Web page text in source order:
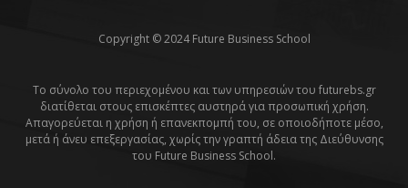
Copyright © 2024 Future Business School
Το σύνολο του περιεχομένου και των υπηρεσιών του futurebs.gr
διατίθεται στους επισκέπτες αυστηρά για προσωπική χρήση.
Απαγορεύεται η χρήση ή επανεκπομπή του, σε οποιοδήποτε μέσο,
μετά ή άνευ επεξεργασίας, χωρίς την γραπτή άδεια της Διεύθυνσης
του Future Business School.